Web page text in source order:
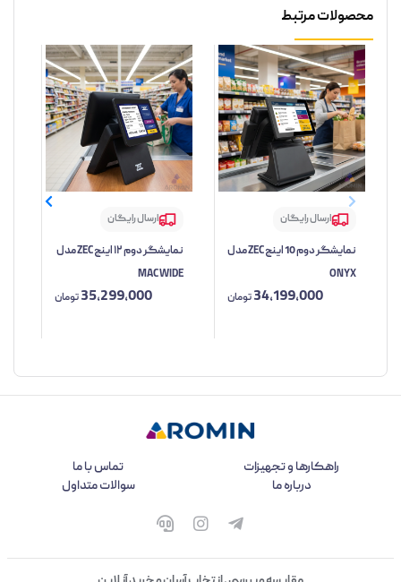
محصولات مرتبط
ارسال رایگان
نمایشگر دوم 10 اینچ ZEC مدل
ONYX
34,199,000تومان
ارسال رایگان
نمایشگر دوم ۱۲ اینچ ZEC مدل
MAC WIDE
35,299,000تومان
راهکارها و تجهیزات
تماس با ما
درباره ما
سوالات متداول